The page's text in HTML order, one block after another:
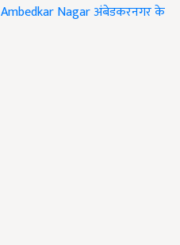
Ambedkar Nagarअंबेडकरनगर के